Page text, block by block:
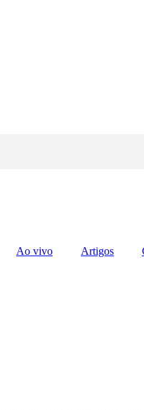
Ao vivo
Artigos